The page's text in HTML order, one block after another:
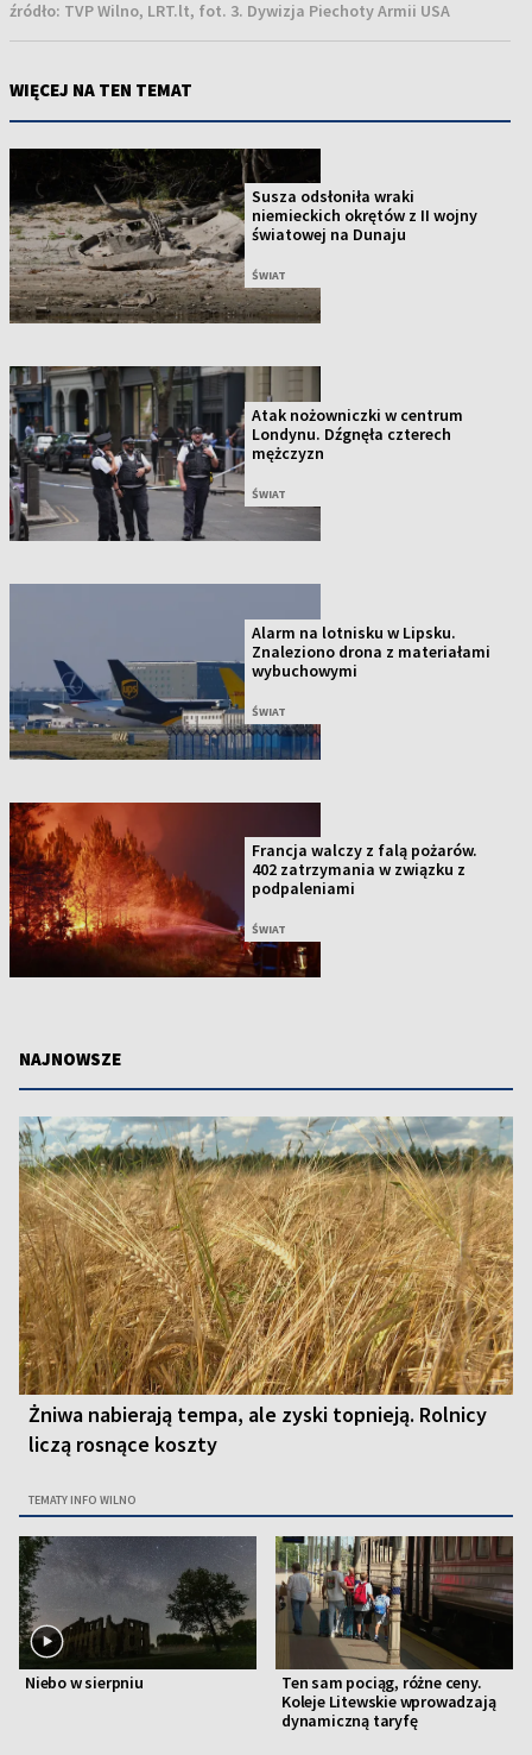
źródło: TVP Wilno, LRT.lt, fot. 3. Dywizja Piechoty Armii USA
WIĘCEJ NA TEN TEMAT
Susza odsłoniła wraki
niemieckich okrętów z II wojny
światowej na Dunaju
ŚWIAT
Atak nożowniczki w centrum
Londynu. Dźgnęła czterech
mężczyzn
ŚWIAT
Alarm na lotnisku w Lipsku.
Znaleziono drona z materiałami
wybuchowymi
ŚWIAT
Francja walczy z falą pożarów.
402 zatrzymania w związku z
podpaleniami
ŚWIAT
NAJNOWSZE
Żniwa nabierają tempa, ale zyski topnieją. Rolnicy
liczą rosnące koszty
TEMATY INFO WILNO
Niebo w sierpniu
Ten sam pociąg, różne ceny.
Koleje Litewskie wprowadzają
dynamiczną taryfę